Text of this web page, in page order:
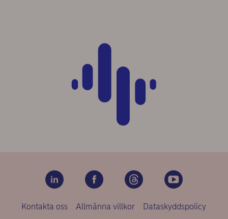
Kontakta oss Allmänna villkor Dataskyddspolicy